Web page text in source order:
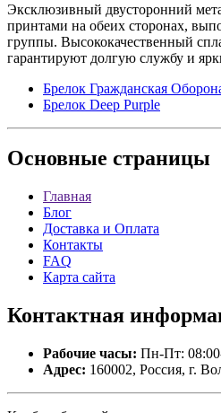
Эксклюзивный двусторонний
принтами на обеих сторонах,
группы. Высококачественный
гарантируют долгую службу и
Брелок Гражданская
Брелок Deep Purple
Основные страницы
Главная
Блог
Доставка и Оплата
Контакты
FAQ
Карта сайта
Контактная
Рабочие часы: Пн-Пт:
Адрес: 160002, Россия, г.